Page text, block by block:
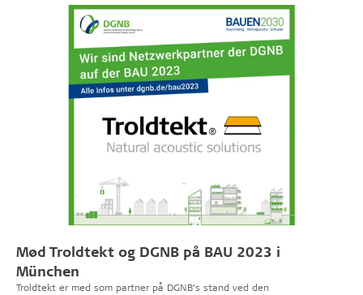
’Green session’ om sundt indeklima i kontormiljøer.
Mød Troldtekt og DGNB på BAU 2023 i
München
Troldtekt er med som partner på DGNB’s stand ved den